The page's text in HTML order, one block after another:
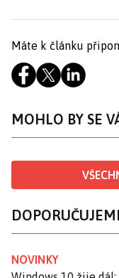
Máte k článku
MOHLO BY SE
NOVINKY